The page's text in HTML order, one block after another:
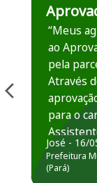
“Meus
ao
pela
Através
para o
estou
José - 16/
Prefeitura
(Pará)